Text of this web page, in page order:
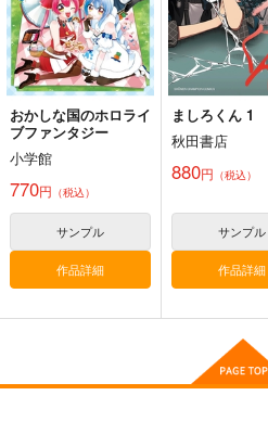
サンプル
作品詳細
サンプル
作品詳細
おかしな国のホロライ
ブファンタジー
小学館
770円 （税込）
サンプル
作品詳細
ましろくん 1
秋田書店
880円 （税込）
サンプル
作品詳細